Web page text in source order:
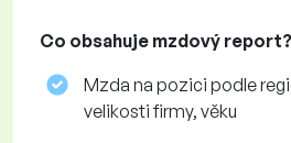
Co obsahuje mzdový report?
Mzda na pozici podle
velikosti firmy, věku